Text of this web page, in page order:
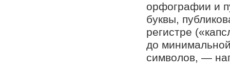
орфографии и
буквы,
регистре
до
символов, —